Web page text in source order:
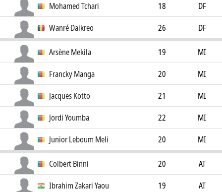
Mohamed Tchari
18
DF
Wanré Daikreo
26 DF
Arsène Mekila 19
MI
Francky Manga
20
MI
Jacques Kotto
21
MI
Jordi Youmba
22
MI
Junior Leboum Meli
20 MI
Colbert Binni 20
AT
Ibrahim Zakari Yaou
19
AT